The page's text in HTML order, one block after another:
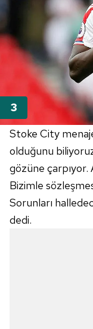
Stoke City
olduğunu
gözüne
Bizimle
Sorunları
dedi.